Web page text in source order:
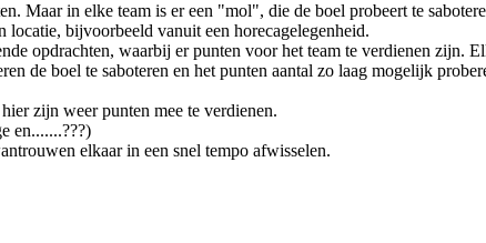
Maar in elke team is er een "mol", die de boel probeert te
bijvoorbeeld vanuit een horecagelegenheid.
opdrachten, waarbij er punten voor het team te verdienen zijn.
de boel te saboteren en het punten aantal zo laag mogelijk
zijn weer punten mee te verdienen.
en.......???)
elkaar in een snel tempo afwisselen.